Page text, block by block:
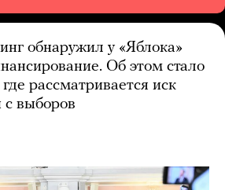
обнаружил у «Яблока»
Об этом стало
рассматривается иск
с выборов